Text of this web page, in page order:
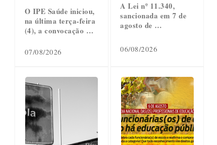
O IPE Saúde iniciou,
na última terça-feira
(4), a convocação …
07/08/2026
A Lei nº 11.340,
sancionada em 7 de
agosto de …
06/08/2026